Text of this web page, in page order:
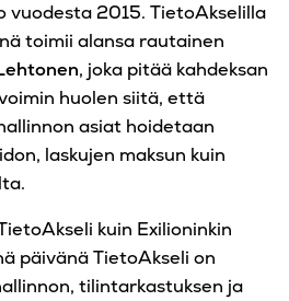
vuodesta 2015. TietoAkselilla
toimii alansa rautainen
, joka pitää kahdeksan
huolen siitä, että
asiat hoidetaan
laskujen maksun kuin
kuin Exilioninkin
päivänä TietoAkseli on
tilintarkastuksen ja